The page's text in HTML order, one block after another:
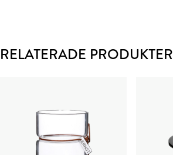
RELATERADE PRODUKTER